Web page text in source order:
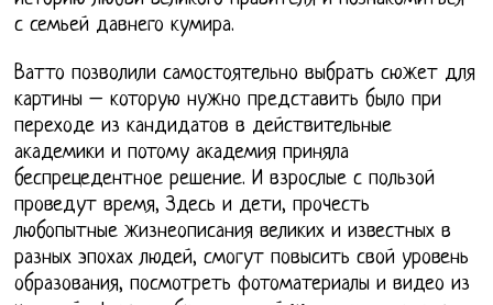
с семьей давнего кумира.
Ватто позволили самостоятельно выбрать сюжет для
картины – которую нужно представить было при
переходе из кандидатов в действительные
академики и потому академия приняла
беспрецедентное решение. И взрослые с пользой
проведут время, Здесь и дети, прочесть
любопытные жизнеописания великих и известных в
разных эпохах людей, смогут повысить свой уровень
образования, посмотреть фотоматериалы и видео из